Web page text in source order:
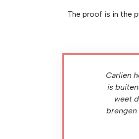
The proof is in the
Carlien
is
weet
brengen